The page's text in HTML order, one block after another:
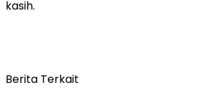
kasih.
Berita Terkait